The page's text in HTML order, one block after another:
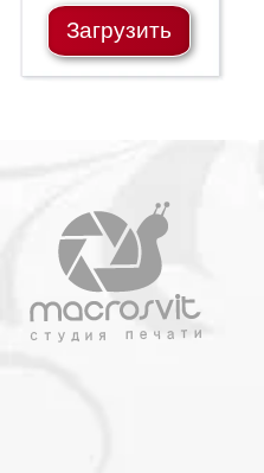
Загрузить